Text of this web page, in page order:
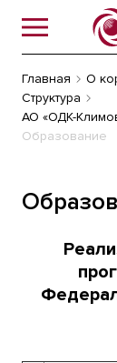
Главная
О
Структура
АО «ОДК-
Образование